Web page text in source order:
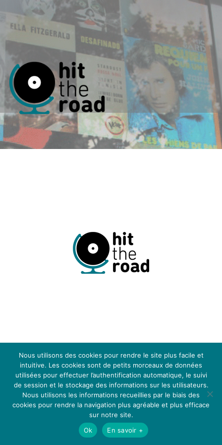
LEGAL NOTICE CGV BLOG MÉDIAS
Hit the Road - Events © 2024 Choisissez votre langue
Nous utilisons des cookies pour rendre le site plus facile et
intuitive. Les cookies sont de petits morceaux de données
utilisées pour effectuer l’authentification automatique, le suivi
de session et le stockage des informations sur les utilisateurs.
Nous utilisons les informations recueillies par le biais des
cookies pour rendre la navigation plus agréable et plus efficace
sur notre site.
Ok
En savoir +